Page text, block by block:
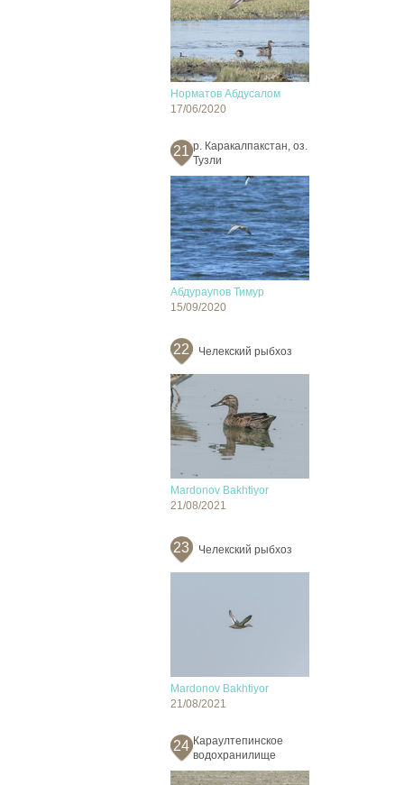
Норматов Абдусалом
17/06/2020
21 р. Каракалпакстан, оз.
Тузли
Абдураупов Тимур
15/09/2020
22 Челекский рыбхоз
Mardonov Bakhtiyor
21/08/2021
23 Челекский рыбхоз
Mardonov Bakhtiyor
21/08/2021
24 Караултепинское
водохранилище